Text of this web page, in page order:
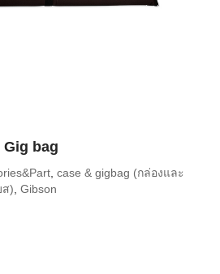
bag
case & gigbag (กล่องและ
ส) Gibson